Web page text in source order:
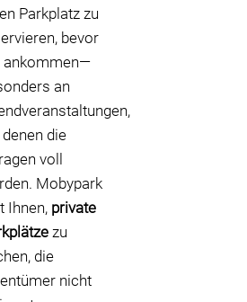
Parkplatz zu
bevor
ankommen—
an
denen die
voll
Mobypark
Ihnen, private
zu
die
nicht